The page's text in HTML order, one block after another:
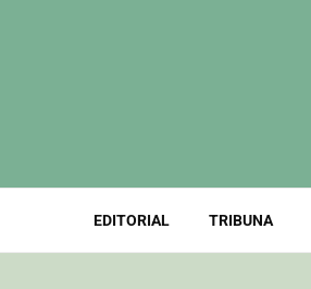
EDITORIAL TRIBUNA